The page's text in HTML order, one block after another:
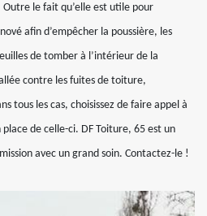
le fait qu’elle est utile pour
afin d’empêcher la poussière, les
de tomber à l’intérieur de la
contre les fuites de toiture,
tous les cas, choisissez de faire appel à
de celle-ci. DF Toiture, 65 est un
avec un grand soin. Contactez-le !